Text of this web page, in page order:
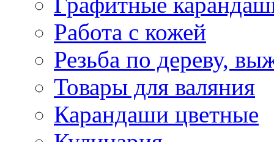
Работа с кожей
Резьба по дереву,
Товары для валяния
Карандаши цветные